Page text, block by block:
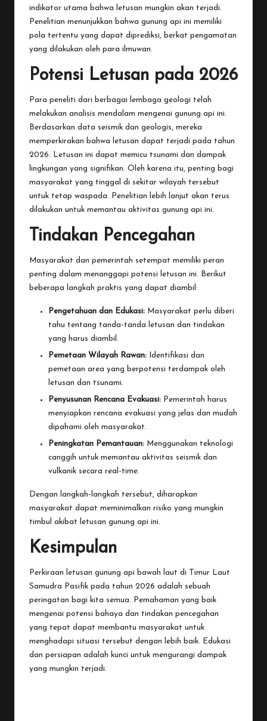
indikator utama bahwa letusan mungkin akan terjadi.
Penelitian menunjukkan bahwa gunung api ini memiliki
pola tertentu yang dapat diprediksi, berkat pengamatan
yang dilakukan oleh para ilmuwan.
Potensi Letusan pada 2026
Para peneliti dari berbagai lembaga geologi telah
melakukan analisis mendalam mengenai gunung api ini.
Berdasarkan data seismik dan geologis, mereka
memperkirakan bahwa letusan dapat terjadi pada tahun
2026. Letusan ini dapat memicu tsunami dan dampak
lingkungan yang signifikan. Oleh karena itu, penting bagi
masyarakat yang tinggal di sekitar wilayah tersebut
untuk tetap waspada. Penelitian lebih lanjut akan terus
dilakukan untuk memantau aktivitas gunung api ini.
Tindakan Pencegahan
Masyarakat dan pemerintah setempat memiliki peran
penting dalam menanggapi potensi letusan ini. Berikut
beberapa langkah praktis yang dapat diambil:
Pengetahuan dan Edukasi: Masyarakat perlu diberi
tahu tentang tanda-tanda letusan dan tindakan
yang harus diambil.
Pemetaan Wilayah Rawan: Identifikasi dan
pemetaan area yang berpotensi terdampak oleh
letusan dan tsunami.
Penyusunan Rencana Evakuasi: Pemerintah harus
menyiapkan rencana evakuasi yang jelas dan mudah
dipahami oleh masyarakat.
Peningkatan Pemantauan: Menggunakan teknologi
canggih untuk memantau aktivitas seismik dan
vulkanik secara real-time.
Dengan langkah-langkah tersebut, diharapkan
masyarakat dapat meminimalkan risiko yang mungkin
timbul akibat letusan gunung api ini.
Kesimpulan
Perkiraan letusan gunung api bawah laut di Timur Laut
Samudra Pasifik pada tahun 2026 adalah sebuah
peringatan bagi kita semua. Pemahaman yang baik
mengenai potensi bahaya dan tindakan pencegahan
yang tepat dapat membantu masyarakat untuk
menghadapi situasi tersebut dengan lebih baik. Edukasi
dan persiapan adalah kunci untuk mengurangi dampak
yang mungkin terjadi.